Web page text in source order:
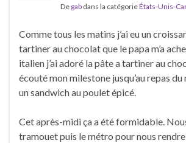
De gab dans la catégorieÉtats-Unis-
Comme tous les matins j’ai eu un
tartiner au chocolat que le papa m’a
italien j’ai adoré la pâte a tartiner au
écouté mon milestone jusqu’au repas du
un sandwich au poulet épicé.
Cet après-midi ça a été formidable.
tramouet puis le métro pour nous rendre